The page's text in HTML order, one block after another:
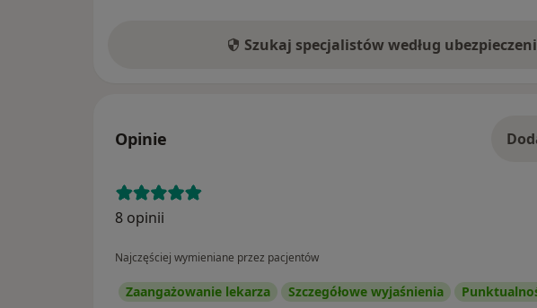
Szukaj specjalistów według
Opinie
8 opinii
Najczęściej wymieniane przez pacjentów
Zaangażowanie lekarza Szczegółowe wyjaśnienia